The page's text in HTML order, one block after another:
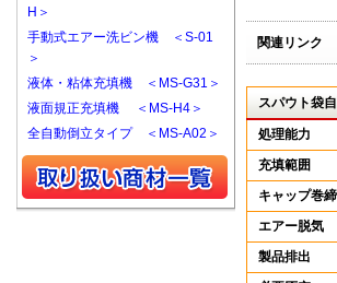
関連リンク
スパウト袋
処理能力
充填範囲
キャップ巻締
エアー脱気
製品排出
H＞
手動式エアー洗ビン機 ＜S-01
＞
液体・粘体充填機 ＜MS-G31＞
液面規正充填機 ＜MS-H4＞
全自動倒立タイプ ＜MS-A02＞